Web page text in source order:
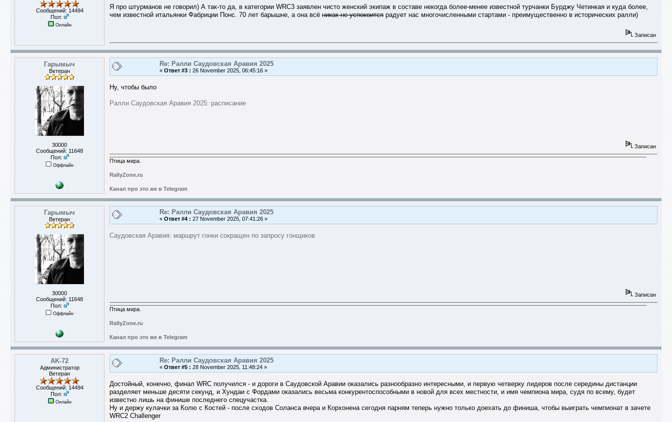
Сообщений: 14494
Пол:
Онлайн
Я про штурманов не говорил) А так-то да, в категории WRC3 заявлен чисто женский экипаж в составе некогда более-менее известной турчанки Бурджу Четинкая и куда более,
чем известной итальянки Фабриции Понс. 70 лет барышне, а она всё никак не успокоится радует нас многочисленными стартами - преимущественно в исторических ралли)
Записан
Гарымыч
Ветеран
30000
Сообщений: 11648
Пол:
Оффлайн
Re: Ралли Саудовская Аравия 2025
« Ответ #3 : 26 November 2025, 06:45:16 »
Ну, чтобы было
Ралли Саудовская Аравия 2025: расписание
Записан
Птица мира.
RallyZone.ru
Канал про это же в Telegram
Гарымыч
Ветеран
30000
Сообщений: 11648
Пол:
Оффлайн
Re: Ралли Саудовская Аравия 2025
« Ответ #4 : 27 November 2025, 07:41:26 »
Саудовская Аравия: маршрут гонки сокращен по запросу гонщиков
Записан
Птица мира.
RallyZone.ru
Канал про это же в Telegram
AK-72
Администратор
Ветеран
Сообщений: 14494
Пол:
Онлайн
Re: Ралли Саудовская Аравия 2025
« Ответ #5 : 28 November 2025, 11:48:24 »
Достойный, конечно, финал WRC получился - и дороги в Саудовской Аравии оказались разнообразно интересными, и первую четверку лидеров после середины дистанции
разделяет меньше десяти секунд, и Хундаи с Фордами оказались весьма конкурентоспособными в новой для всех местности, и имя чемпиона мира, судя по всему, будет
известно лишь на финише последнего спецучастка.
Ну и держу кулачки за Колю с Костей - после сходов Соланса вчера и Корхонена сегодня парням теперь нужно только доехать до финиша, чтобы выиграть чемпионат в зачете
WRC2 Challenger